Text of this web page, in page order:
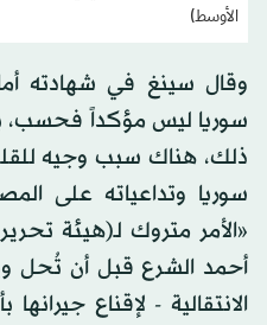
الأوسط)
وقال سينغ في شهادته
سوريا ليس مؤكداً
ذلك، هناك سبب وجيه
سوريا وتداعياته على
«الأمر متروك لـ(هيئة
أحمد الشرع قبل أن تُحل
الانتقالية - لإقناع